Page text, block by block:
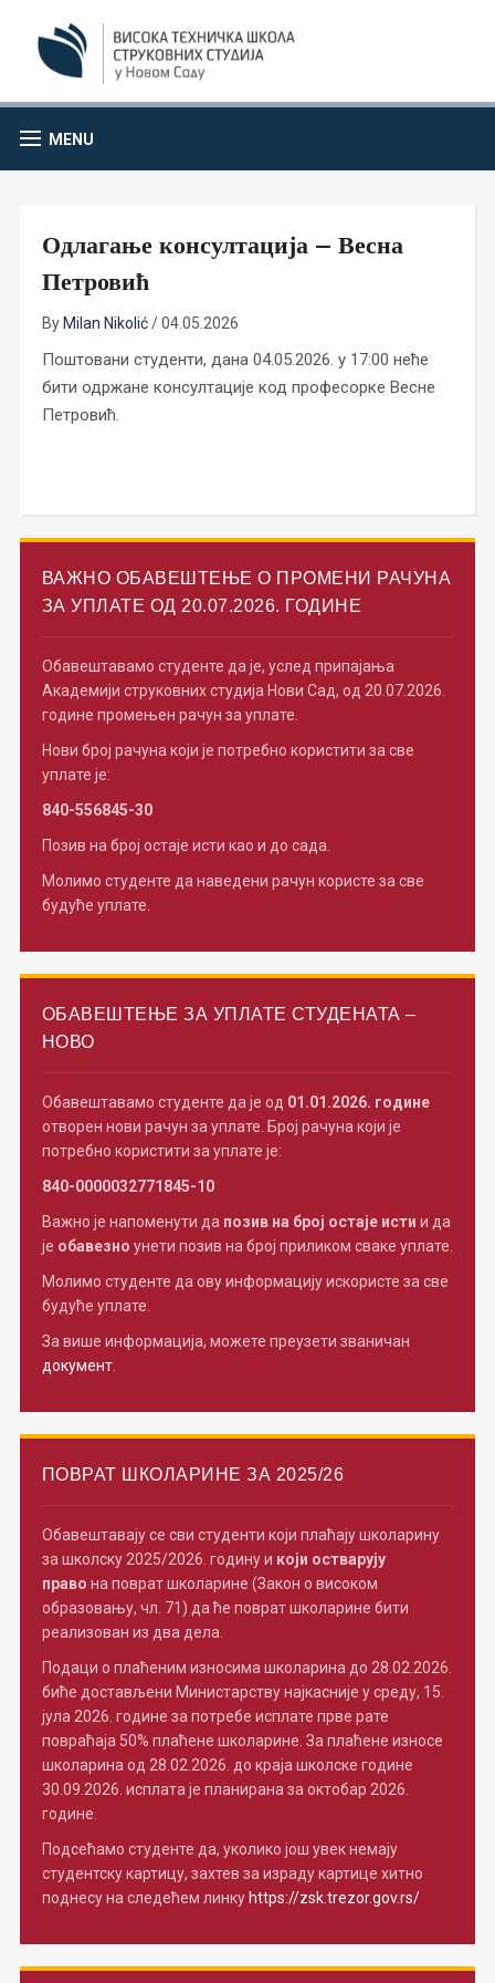
MENU
ВАЖНО ОБАВЕШТЕЊЕ О ПРОМЕНИ РАЧУНА
ЗА УПЛАТЕ ОД 20.07.2026. ГОДИНЕ
Обавештавамо студенте да је, услед припајања
Академији струковних студија Нови Сад, од 20.07.2026.
године промењен рачун за уплате.
Нови број рачуна који је потребно користити за све
уплате је:
840-556845-30
Позив на број остаје исти као и до сада.
Молимо студенте да наведени рачун користе за све
будуће уплате.
ОБАВЕШТЕЊЕ ЗА УПЛАТЕ СТУДЕНАТА –
НОВО
Обавештавамо студенте да је од 01.01.2026. године
отворен нови рачун за уплате. Број рачуна који је
потребно користити за уплате је:
840-0000032771845-10
Важно је напоменути да позив на број остаје исти и да
је обавезно унети позив на број приликом сваке уплате.
Молимо студенте да ову информацију искористе за све
будуће уплате.
За више информација, можете преузети званичан
документ.
ПОВРАТ ШКОЛАРИНЕ ЗА 2025/26
Обавештавају се сви студенти који плаћају школарину
за школску 2025/2026. годину и који остварују
право на поврат школарине (Закон о високом
образовању, чл. 71) да ће поврат школарине бити
реализован из два дела.
Подаци о плаћеним износима школарина до 28.02.2026.
биће достављени Министарству најкасније у среду, 15.
јула 2026. године за потребе исплате прве рате
повраћаја 50% плаћене школарине. За плаћене износе
школарина од 28.02.2026. до краја школске године
30.09.2026. исплата је планирана за октобар 2026.
године.
Подсећамо студенте да, уколико још увек немају
студентску картицу, захтев за израду картице хитно
поднесу на следећем линку https://zsk.trezor.gov.rs/
Одлагање консултација – Весна
Петровић
By Milan Nikolić/04.05.2026
Поштовани студенти, дана 04.05.2026. у 17:00 неће
бити одржане консултације код професорке Весне
Петровић.